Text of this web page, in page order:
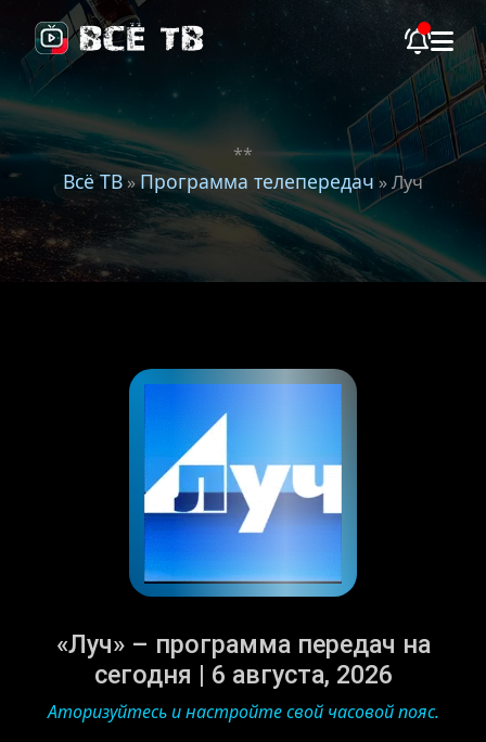
**
Всё ТВ»Программа телепередач » Луч
«Луч» – программа передач на
сегодня | 6 августа, 2026
Аторизуйтесь и настройте свой часовой пояс.